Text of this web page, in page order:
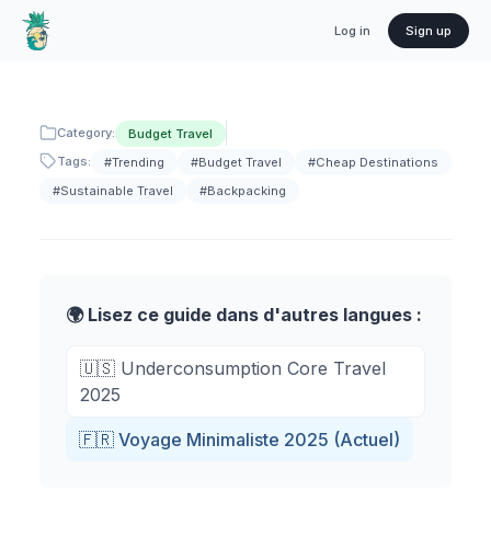
Log in Sign up
Category:
Budget Travel
Tags:
#Trending #Budget Travel #Cheap Destinations
#Sustainable Travel #Backpacking
🌍 Lisez ce guide dans d'autres langues :
🇺🇸 Underconsumption Core Travel
2025
🇫🇷 Voyage Minimaliste 2025 (Actuel)